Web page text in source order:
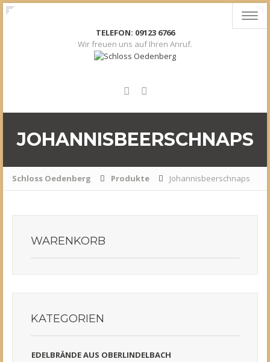
TELEFON: 09123 6766
Wir freuen uns auf Ihren Anruf.
JOHANNISBEERSCHNAPS
Schloss Oedenberg Produkte Johannisbeerschnaps
WARENKORB
KATEGORIEN
EDELBRÄNDE AUS OBERLINDELBACH